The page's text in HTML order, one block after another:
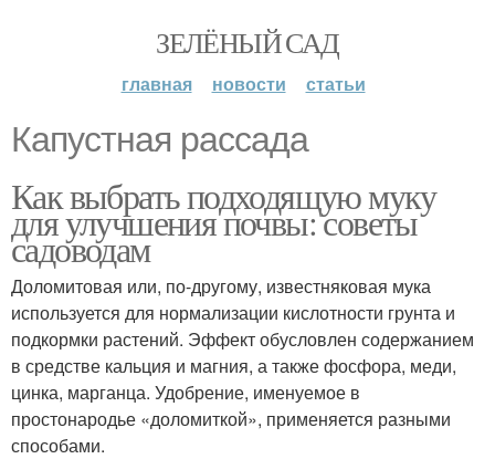
ЗЕЛЁНЫЙ САД
главная новости статьи
Капустная рассада
Как выбрать подходящую муку
для улучшения почвы: советы
садоводам
Доломитовая или, по-другому, известняковая мука
используется для нормализации кислотности грунта и
подкормки растений. Эффект обусловлен содержанием
в средстве кальция и магния, а также фосфора, меди,
цинка, марганца. Удобрение, именуемое в
простонародье «доломиткой», применяется разными
способами.